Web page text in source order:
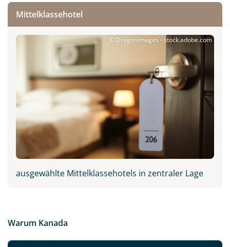
Mittelklassehotel
© DragonImages - stock.adobe.com
ausgewählte Mittelklassehotels in zentraler Lage
Warum Kanada